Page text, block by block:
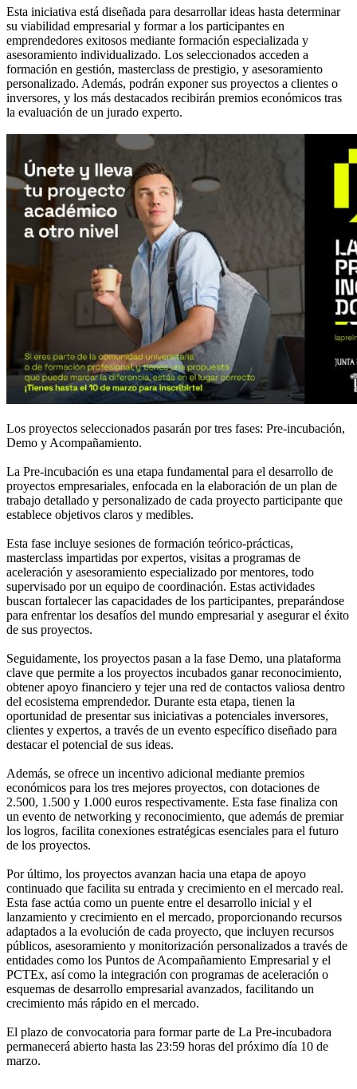
Esta iniciativa está diseñada para desarrollar ideas hasta determinar
su viabilidad empresarial y formar a los participantes en
emprendedores exitosos mediante formación especializada y
asesoramiento individualizado. Los seleccionados acceden a
formación en gestión, masterclass de prestigio, y asesoramiento
personalizado. Además, podrán exponer sus proyectos a clientes o
inversores, y los más destacados recibirán premios económicos tras
la evaluación de un jurado experto.
Los proyectos seleccionados pasarán por tres fases: Pre-incubación,
Demo y Acompañamiento.
La Pre-incubación es una etapa fundamental para el desarrollo de
proyectos empresariales, enfocada en la elaboración de un plan de
trabajo detallado y personalizado de cada proyecto participante que
establece objetivos claros y medibles.
Esta fase incluye sesiones de formación teórico-prácticas,
masterclass impartidas por expertos, visitas a programas de
aceleración y asesoramiento especializado por mentores, todo
supervisado por un equipo de coordinación. Estas actividades
buscan fortalecer las capacidades de los participantes, preparándose
para enfrentar los desafíos del mundo empresarial y asegurar el éxito
de sus proyectos.
Seguidamente, los proyectos pasan a la fase Demo, una plataforma
clave que permite a los proyectos incubados ganar reconocimiento,
obtener apoyo financiero y tejer una red de contactos valiosa dentro
del ecosistema emprendedor. Durante esta etapa, tienen la
oportunidad de presentar sus iniciativas a potenciales inversores,
clientes y expertos, a través de un evento específico diseñado para
destacar el potencial de sus ideas.
Además, se ofrece un incentivo adicional mediante premios
económicos para los tres mejores proyectos, con dotaciones de
2.500, 1.500 y 1.000 euros respectivamente. Esta fase finaliza con
un evento de networking y reconocimiento, que además de premiar
los logros, facilita conexiones estratégicas esenciales para el futuro
de los proyectos.
Por último, los proyectos avanzan hacia una etapa de apoyo
continuado que facilita su entrada y crecimiento en el mercado real.
Esta fase actúa como un puente entre el desarrollo inicial y el
lanzamiento y crecimiento en el mercado, proporcionando recursos
adaptados a la evolución de cada proyecto, que incluyen recursos
públicos, asesoramiento y monitorización personalizados a través de
entidades como los Puntos de Acompañamiento Empresarial y el
PCTEx, así como la integración con programas de aceleración o
esquemas de desarrollo empresarial avanzados, facilitando un
crecimiento más rápido en el mercado.
El plazo de convocatoria para formar parte de La Pre-incubadora
permanecerá abierto hasta las 23:59 horas del próximo día 10 de
marzo.